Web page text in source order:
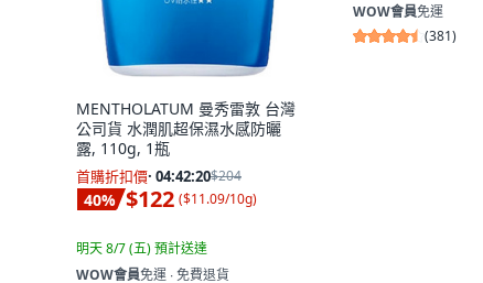
MENTHOLATUM 曼秀雷敦 台灣
公司貨 水潤肌超保濕水感防曬
露, 110g, 1瓶
首購折扣價· 04:42:19$204
40% $122 ($11.09/10g)
明天 8/7 (五)預計送達
WOW會員免運 ∙ 免費退貨
WOW會員免運
(381)